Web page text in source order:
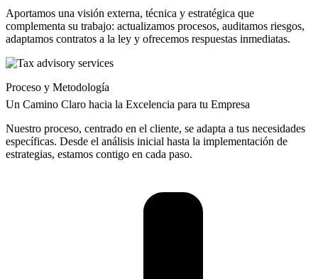
Aportamos una visión externa, técnica y estratégica que
complementa su trabajo: actualizamos procesos, auditamos riesgos,
adaptamos contratos a la ley y ofrecemos respuestas inmediatas.
Proceso y Metodología
Un Camino Claro hacia la Excelencia para tu Empresa
Nuestro proceso, centrado en el cliente, se adapta a tus necesidades
específicas. Desde el análisis inicial hasta la implementación de
estrategias, estamos contigo en cada paso.